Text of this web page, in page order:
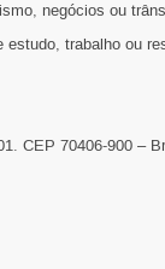
negócios ou
estudo, trabalho ou
CEP 70406-900 –